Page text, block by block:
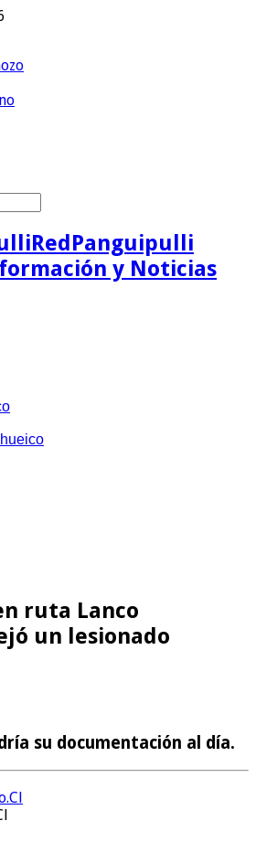
RedPanguipulli
y Noticias
ruta Lanco
un lesionado
su documentación al día.